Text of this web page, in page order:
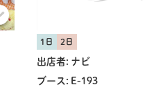
1日 2日
出店者: ナビ
ブース: E-193